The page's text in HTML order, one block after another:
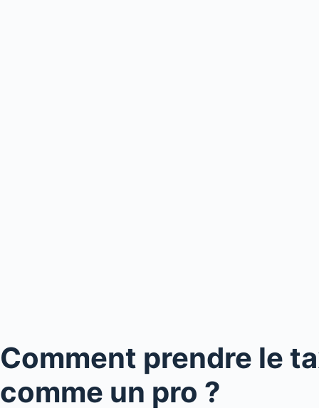
Comment prendre le
comme un pro ?